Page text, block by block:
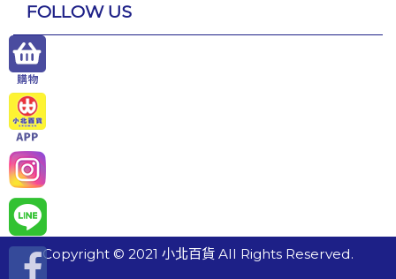
FOLLOW US
Copyright © 2021 小北百貨 All Rights Reserved.